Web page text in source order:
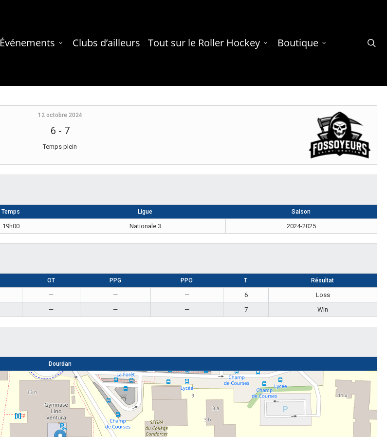
Événements Clubs d’ailleurs Tout sur le Roller Hockey Boutique
12 octobre 2024
6 - 7
Temps plein
Temps Ligue Saison
19h00 Nationale 3 2024-2025
OT PPG PPO T Résultat
— — — 6
Loss
— — — 7 Win
Dourdan